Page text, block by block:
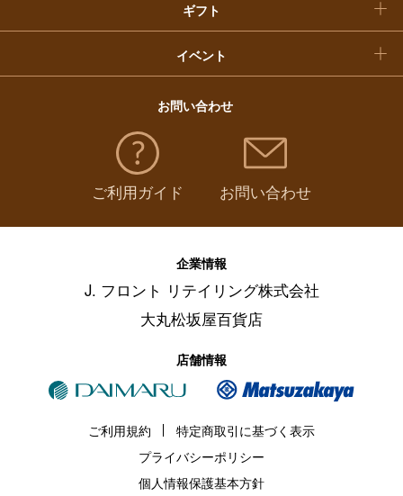
ギフト
イベント
お問い合わせ
ご利用ガイド お問い合わせ
企業情報
J. フロント リテイリング株式会社
大丸松坂屋百貨店
店舗情報
ご利用規約
特定商取引に基づく表示
プライバシーポリシー
個人情報保護基本方針